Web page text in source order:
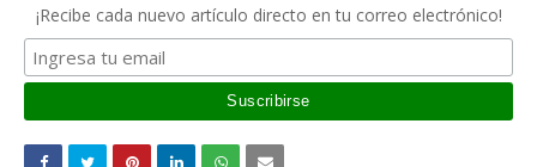
¡Recibe cada nuevo artículo directo en tu correo electrónico!